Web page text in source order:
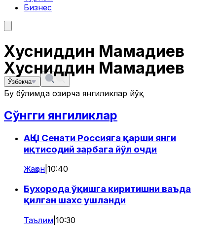
Бизнес
Хусниддин Мамадиев
Ўзбекча
Хусниддин Мамадиев
Бу бўлимда ҳозирча янгиликлар йўқ
Сўнгги янгиликлар
АҚШ Сенати Россияга қарши янги
иқтисодий зарбага йўл очди
Жаҳон 10:40
Бухорода ўқишга киритишни ваъда
қилган шахс ушланди
Таълим 10:30